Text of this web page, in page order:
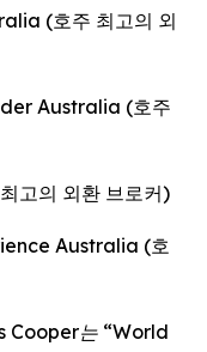
(호주 최고의 외
Australia (호주
고의 외환 브로커)
Australia (호
Cooper는 “World